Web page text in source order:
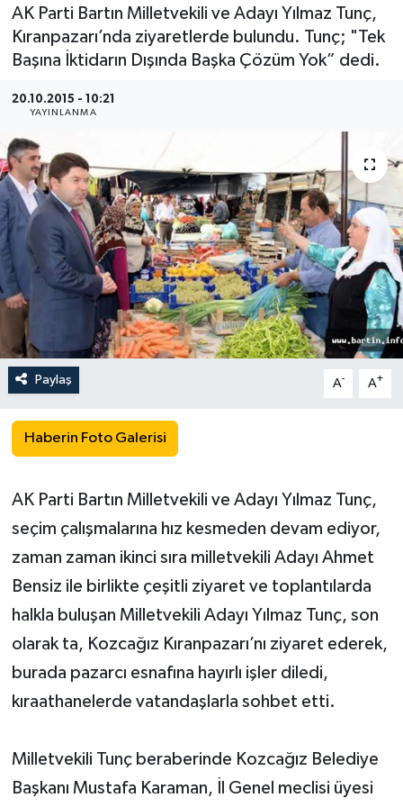
AK Parti Bartın Milletvekili ve Adayı Yılmaz Tunç,
Kıranpazarı’nda ziyaretlerde bulundu. Tunç; "Tek
Başına İktidarın Dışında Başka Çözüm Yok” dedi.
20.10.2015 - 10:21
YAYINLANMA
Paylaş A- A+
Haberin Foto Galerisi
AK Parti Bartın Milletvekili ve Adayı Yılmaz Tunç,
seçim çalışmalarına hız kesmeden devam ediyor,
zaman zaman ikinci sıra milletvekili Adayı Ahmet
Bensiz ile birlikte çeşitli ziyaret ve toplantılarda
halkla buluşan Milletvekili Adayı Yılmaz Tunç, son
olarak ta, Kozcağız Kıranpazarı’nı ziyaret ederek,
burada pazarcı esnafına hayırlı işler diledi,
kıraathanelerde vatandaşlarla sohbet etti.
Milletvekili Tunç beraberinde Kozcağız Belediye
Başkanı Mustafa Karaman, İl Genel meclisi üyesi
Medya
Sivil Toplum
Siyaset
Spor
Tarım
Turizm
Yerel Yönetimler
DÜNYA
YEREL